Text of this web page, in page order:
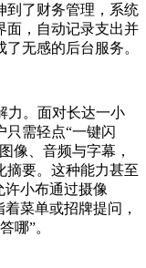
到了财务管理，系统
面，自动记录支出并
无感的后台服务。
力。面对长达一小
只需轻点“一键闪
像、音频与字幕，
摘要。这种能力甚至
小布通过摄像
菜单或招牌提问，
哪”。